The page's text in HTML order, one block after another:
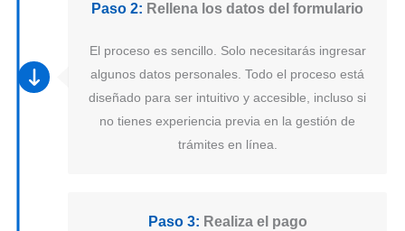
Paso 2: Rellena los datos del formulario
El proceso es sencillo. Solo necesitarás ingresar
algunos datos personales. Todo el proceso está
diseñado para ser intuitivo y accesible, incluso si
no tienes experiencia previa en la gestión de
trámites en línea.
Paso 3: Realiza el pago